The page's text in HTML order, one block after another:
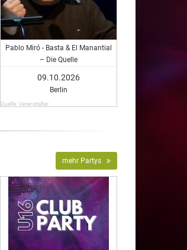
Pablo Miró - Basta & El Manantial
– Die Quelle
09.10.2026
Berlin
Quelle: Veranstalter
mehr Partys